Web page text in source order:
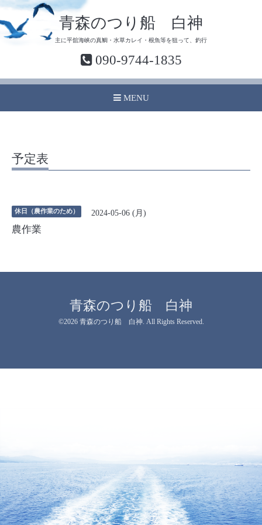
青森のつり船 白神
主に平舘海峡の真鯛・水草カレイ・根魚等を狙って、釣行
090-9744-1835
MENU
予定表
休日（農作業のため） 2024-05-06 (月)
農作業
青森のつり船 白神
©2026 青森のつり船 白神. All Rights Reserved.